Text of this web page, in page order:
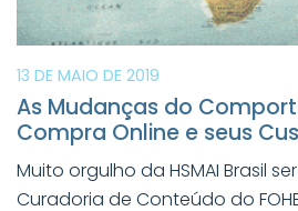
13 DE MAIO DE 2019
As Mudanças do
Compra Online e seus
Muito orgulho da HSMAI Brasil
Curadoria de Conteúdo do